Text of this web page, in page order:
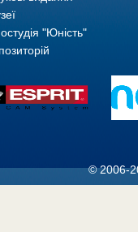
"Юність"
© 2006-